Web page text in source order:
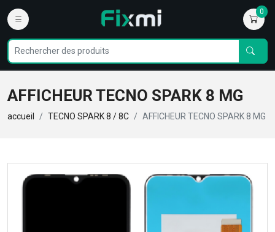
0
AFFICHEUR TECNO SPARK 8 MG
accueil TECNO SPARK 8 / 8C AFFICHEUR TECNO SPARK 8 MG